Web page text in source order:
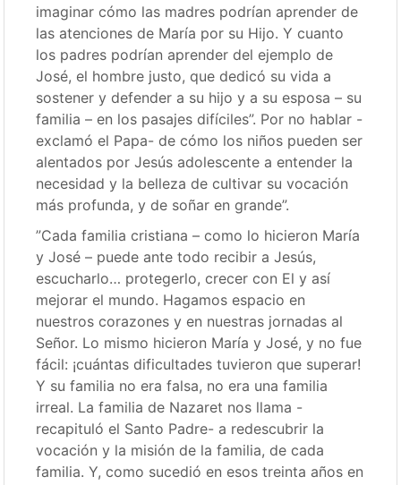
imaginar cómo las madres podrían aprender de
las atenciones de María por su Hijo. Y cuanto
los padres podrían aprender del ejemplo de
José, el hombre justo, que dedicó su vida a
sostener y defender a su hijo y a su esposa – su
familia – en los pasajes difíciles”. Por no hablar -
exclamó el Papa- de cómo los niños pueden ser
alentados por Jesús adolescente a entender la
necesidad y la belleza de cultivar su vocación
más profunda, y de soñar en grande”.
”Cada familia cristiana – como lo hicieron María
y José – puede ante todo recibir a Jesús,
escucharlo… protegerlo, crecer con El y así
mejorar el mundo. Hagamos espacio en
nuestros corazones y en nuestras jornadas al
Señor. Lo mismo hicieron María y José, y no fue
fácil: ¡cuántas dificultades tuvieron que superar!
Y su familia no era falsa, no era una familia
irreal. La familia de Nazaret nos llama -
recapituló el Santo Padre- a redescubrir la
vocación y la misión de la familia, de cada
familia. Y, como sucedió en esos treinta años en